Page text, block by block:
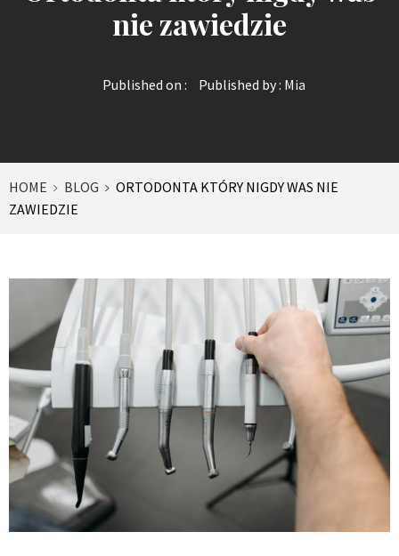
nie zawiedzie
Published on : Published by : Mia
HOME BLOG
ORTODONTA KTÓRY NIGDY WAS NIE
ZAWIEDZIE